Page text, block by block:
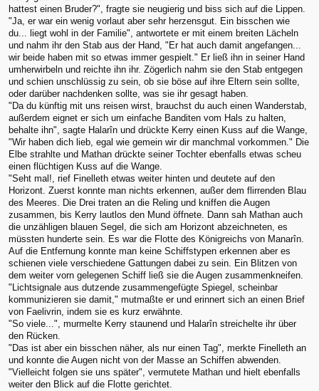
hattest einen Bruder?", fragte sie neugierig und biss sich auf die Lippen.
"Ja, er war ein wenig vorlaut aber sehr herzensgut. Ein bisschen wie
du... liegt wohl in der Familie", antwortete er mit einem breiten Lächeln
und nahm ihr den Stab aus der Hand, "Er hat auch damit angefangen...
wir beide haben mit so etwas immer gespielt." Er ließ ihn in seiner Hand
umherwirbeln und reichte ihn ihr. Zögerlich nahm sie den Stab entgegen
und schien unschlüssig zu sein, ob sie böse auf ihre Eltern sein sollte,
oder darüber nachdenken sollte, was sie ihr gesagt haben.
"Da du künftig mit uns reisen wirst, brauchst du auch einen Wanderstab,
außerdem eignet er sich um einfache Banditen vom Hals zu halten,
behalte ihn", sagte Halarîn und drückte Kerry einen Kuss auf die Wange,
"Wir haben dich lieb, egal wie gemein wir dir manchmal vorkommen." Die
Elbe strahlte und Mathan drückte seiner Tochter ebenfalls etwas scheu
einen flüchtigen Kuss auf die Wange.
"Seht mal!, rief Finelleth etwas weiter hinten und deutete auf den
Horizont. Zuerst konnte man nichts erkennen, außer dem flirrenden Blau
des Meeres. Die Drei traten an die Reling und kniffen die Augen
zusammen, bis Kerry lautlos den Mund öffnete. Dann sah Mathan auch
die unzähligen blauen Segel, die sich am Horizont abzeichneten, es
müssten hunderte sein. Es war die Flotte des Königreichs von Manarîn.
Auf die Entfernung konnte man keine Schiffstypen erkennen aber es
schienen viele verschiedene Gattungen dabei zu sein. Ein Blitzen von
dem weiter vorn gelegenen Schiff ließ sie die Augen zusammenkneifen.
"Lichtsignale aus dutzende zusammengefügte Spiegel, scheinbar
kommunizieren sie damit," mutmaßte er und erinnert sich an einen Brief
von Faelivrin, indem sie es kurz erwähnte.
"So viele...", murmelte Kerry staunend und Halarîn streichelte ihr über
den Rücken.
"Das ist aber ein bisschen näher, als nur einen Tag", merkte Finelleth an
und konnte die Augen nicht von der Masse an Schiffen abwenden.
"Vielleicht folgen sie uns später", vermutete Mathan und hielt ebenfalls
weiter den Blick auf die Flotte gerichtet.